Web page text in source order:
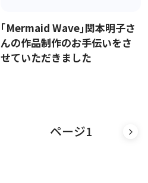
｢Mermaid Wave｣関本明子さ
んの作品制作のお手伝いをさ
せていただきました
ページ1 »